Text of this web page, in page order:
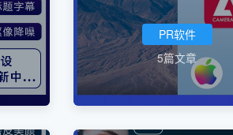
PR软件
5篇文章